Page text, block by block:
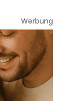
Werbung